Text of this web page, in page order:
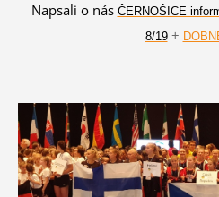
Napsali o nás ČERNOŠICE
8/19+